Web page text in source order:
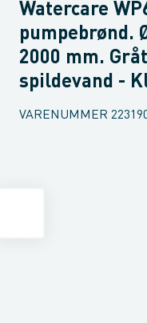
Watercare
pumpebrønd.
2000 mm. Gråt
spildevand -
VARENUMMER